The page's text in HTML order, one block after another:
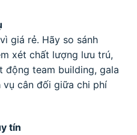
giá rẻ. Hãy so sánh
xét chất lượng lưu trú,
động team building, gala
cân đối giữa chi phí
tín